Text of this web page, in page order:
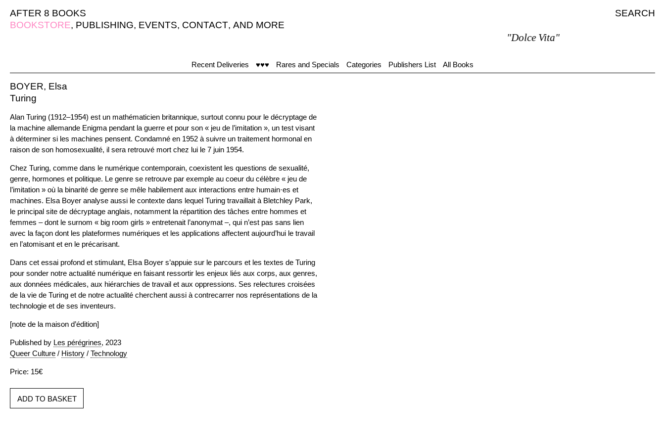
AFTER 8 BOOKS
SEARCH
BOOKSTORE, PUBLISHING, EVENTS, CONTACT, AND MORE
"Dolce Vita"
Recent Deliveries ♥♥♥ Rares and Specials Categories Publishers List All Books
BOYER, Elsa
Turing
Alan Turing (1912–1954) est un mathématicien britannique, surtout connu pour le décryptage de
la machine allemande Enigma pendant la guerre et pour son « jeu de l’imitation », un test visant
à déterminer si les machines pensent. Condamné en 1952 à suivre un traitement hormonal en
raison de son homosexualité, il sera retrouvé mort chez lui le 7 juin 1954.
Chez Turing, comme dans le numérique contemporain, coexistent les questions de sexualité,
genre, hormones et politique. Le genre se retrouve par exemple au coeur du célèbre « jeu de
l’imitation » où la binarité de genre se mêle habilement aux interactions entre humain·es et
machines. Elsa Boyer analyse aussi le contexte dans lequel Turing travaillait à Bletchley Park,
le principal site de décryptage anglais, notamment la répartition des tâches entre hommes et
femmes – dont le surnom « big room girls » entretenait l’anonymat –, qui n’est pas sans lien
avec la façon dont les plateformes numériques et les applications affectent aujourd’hui le travail
en l’atomisant et en le précarisant.
Dans cet essai profond et stimulant, Elsa Boyer s’appuie sur le parcours et les textes de Turing
pour sonder notre actualité numérique en faisant ressortir les enjeux liés aux corps, aux genres,
aux données médicales, aux hiérarchies de travail et aux oppressions. Ses relectures croisées
de la vie de Turing et de notre actualité cherchent aussi à contrecarrer nos représentations de la
technologie et de ses inventeurs.
[note de la maison d’édition]
Published by Les pérégrines, 2023
Queer Culture / History / Technology
Price: 15€
ADD TO BASKET